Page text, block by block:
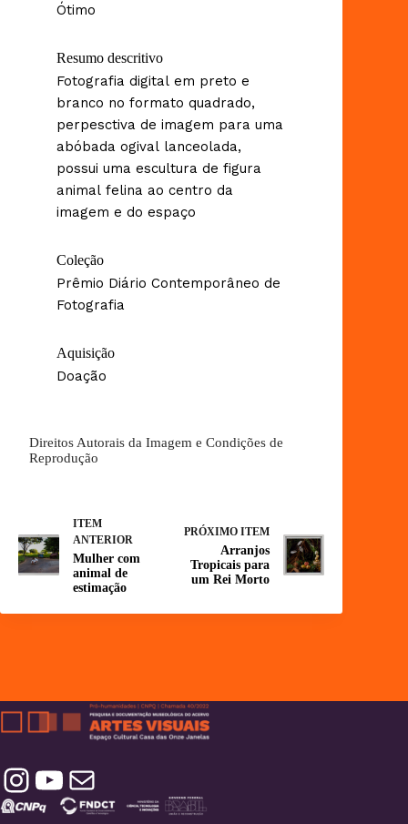
Ótimo
Resumo descritivo
Fotografia digital em preto e
branco no formato quadrado,
perpesctiva de imagem para uma
abóbada ogival lanceolada,
possui uma escultura de figura
animal felina ao centro da
imagem e do espaço
Coleção
Prêmio Diário Contemporâneo de
Fotografia
Aquisição
Doação
Direitos Autorais da Imagem e Condições de
Reprodução
ITEM
ANTERIOR
Mulher com
animal de
estimação
PRÓXIMO ITEM
Arranjos
Tropicais para
um Rei Morto
Instagram YouTube Contatos